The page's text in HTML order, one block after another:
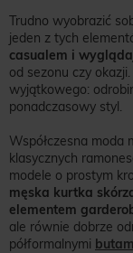
Trudno wyobrazić
jeden z tych
casualem i
od sezonu czy
wyjątkowego:
ponadczasowy styl.
Współczesna moda
klasycznych
modele o prostym
męska kurtka
elementem
ale równie dobrze
półformalnymi